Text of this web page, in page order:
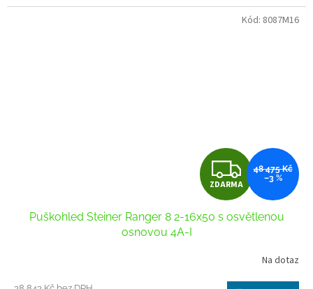
Z
D
A
ZDARMA
48 475 Kč
–3 %
Puškohled Steiner Ranger 8 2-16x50 s osvětlenou
osnovou 4A-I
Na dotaz
Kód: 8087M16